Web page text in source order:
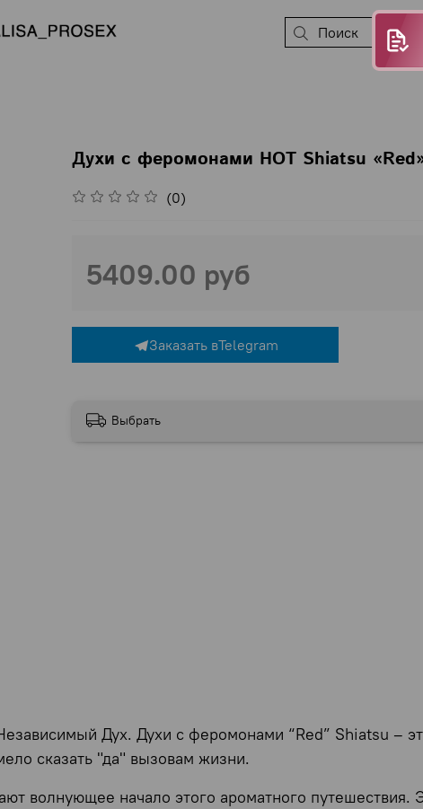
Духи с феромонами HOT Shiatsu
(0)
5409.00 руб
Заказать вTelegram
Выбрать
Дух. Духи с феромонами “Red” Shiatsu –
сказать "да" вызовам жизни.
волнующее начало этого ароматного путешествия.